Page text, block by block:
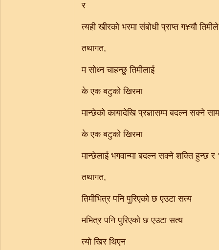
र
त्यही खीरको भरमा संबोधी प्राप्त ग¥यौ
तथागत,
म सोध्न चाहन्छु तिमीलाई
के एक बटुको खिरमा
मान्छेको कायादेखि प्रज्ञासम्म बदल्न सक्ने
के एक बटुको खिरमा
मान्छेलाई भगवान्मा बदल्न सक्ने शक्ति हुन्छ र
तथागत,
तिमीभित्र पनि पुरिएको छ एउटा सत्य
मभित्र पनि पुरिएको छ एउटा सत्य
त्यो खिर थिएन